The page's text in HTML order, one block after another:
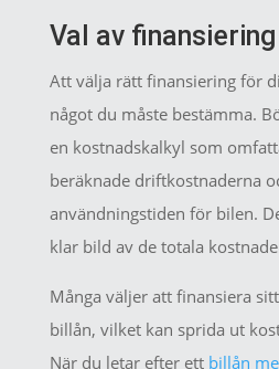
Val av finansiering
Att välja rätt finansiering för
något du måste bestämma.
en kostnadskalkyl som
beräknade driftkostnaderna
användningstiden för bilen.
klar bild av de totala
Många väljer att finansiera
billån, vilket kan sprida ut
När du letar efter ett billån